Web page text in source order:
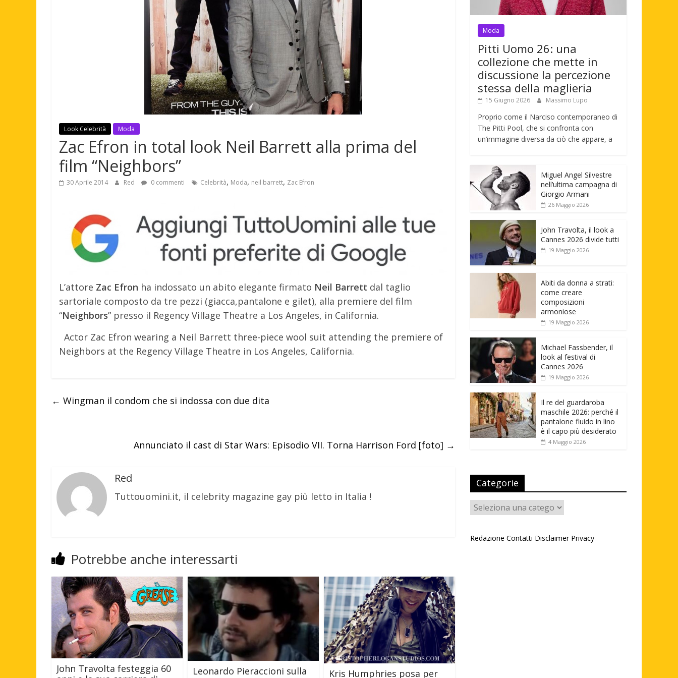
Look Celebrità Moda
Zac Efron in total look Neil Barrett alla prima del
film “Neighbors”
30 Aprile 2014 Red 0 commenti Celebrità, Moda, neil barrett, Zac Efron
L’attore Zac Efron ha indossato un abito elegante firmato Neil Barrett dal taglio
sartoriale composto da tre pezzi (giacca,pantalone e gilet), alla premiere del film
“Neighbors” presso il Regency Village Theatre a Los Angeles, in California.
Actor Zac Efron wearing a Neil Barrett three-piece wool suit attending the premiere of
Neighbors at the Regency Village Theatre in Los Angeles, California.
← Wingman il condom che si indossa con due dita
Annunciato il cast di Star Wars: Episodio VII. Torna Harrison Ford [foto] →
Red
Tuttouomini.it, il celebrity magazine gay più letto in Italia !
Potrebbe anche interessarti
John Travolta festeggia 60
Leonardo Pieraccioni sulla
Kris Humphries posa per
Moda
Pitti Uomo 26: una
collezione che mette in
discussione la percezione
stessa della maglieria
15 Giugno 2026 Massimo Lupo
Proprio come il Narciso contemporaneo di
The Pitti Pool, che si confronta con
un’immagine diversa da ciò che appare, a
Miguel Angel Silvestre
nell’ultima campagna di
Giorgio Armani
26 Maggio 2026
John Travolta, il look a
Cannes 2026 divide tutti
19 Maggio 2026
Abiti da donna a strati:
come creare
composizioni
armoniose
19 Maggio 2026
Michael Fassbender, il
look al festival di
Cannes 2026
19 Maggio 2026
Il re del guardaroba
maschile 2026: perché il
pantalone fluido in lino
è il capo più desiderato
4 Maggio 2026
Categorie
Categorie
Redazione Contatti Disclaimer Privacy